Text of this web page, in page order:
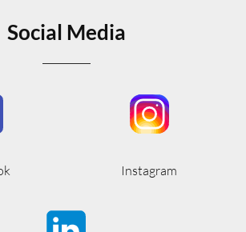
Social Media
Instagram